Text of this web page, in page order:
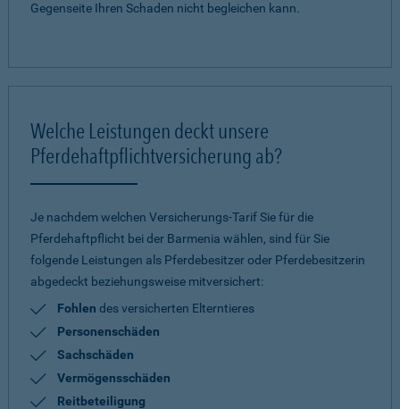
Gegenseite Ihren Schaden nicht begleichen kann.
Welche Leistungen deckt unsere
Pferdehaftpflichtversicherung ab?
Je nachdem welchen Versicherungs-Tarif Sie für die
Pferdehaftpflicht bei der Barmenia wählen, sind für Sie
folgende Leistungen als Pferdebesitzer oder Pferdebesitzerin
abgedeckt beziehungsweise mitversichert:
Fohlen des versicherten Elterntieres
Personenschäden
Sachschäden
Vermögensschäden
Reitbeteiligung